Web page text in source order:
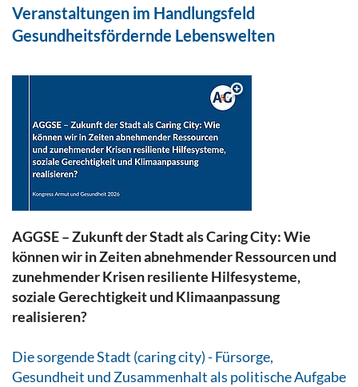
Veranstaltungen im Handlungsfeld
Gesundheitsfördernde Lebenswelten
AGGSE – Zukunft der Stadt als Caring City: Wie
können wir in Zeiten abnehmender Ressourcen und
zunehmender Krisen resiliente Hilfesysteme,
soziale Gerechtigkeit und Klimaanpassung
realisieren?
Die sorgende Stadt (caring city) - Fürsorge,
Gesundheit und Zusammenhalt als politische Aufgabe